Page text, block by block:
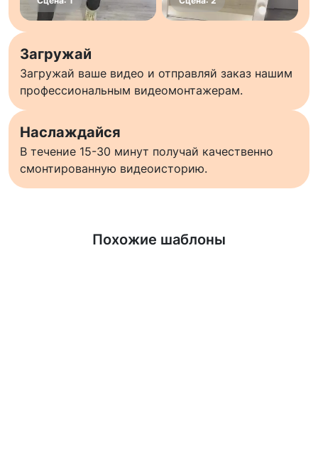
Загружай
Загружай ваше видео и отправляй заказ нашим
профессиональным видеомонтажерам.
Наслаждайся
В течение 15-30 минут получай качественно
смонтированную видеоисторию.
Похожие шаблоны
Узнать больше